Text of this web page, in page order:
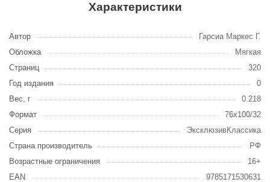
Характеристики
Автор
Гарсиа Маркес Г.
Обложка
Мягкая
Страниц
320
Год издания
0
Вес, г
0.218
Формат
76x100/32
Серия
ЭксклюзивКлассика
Страна производитель
РФ
Возрастные ограничения
16+
EAN
9785171530631